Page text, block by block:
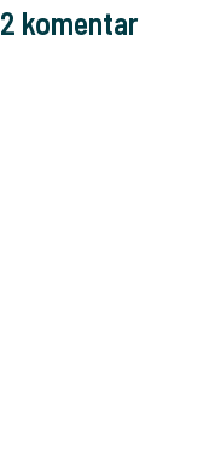
2 komentar